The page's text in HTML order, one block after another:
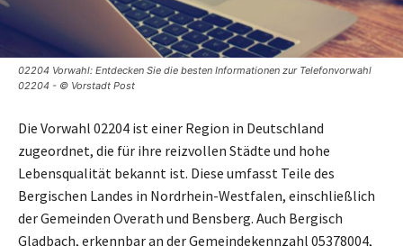
02204 Vorwahl: Entdecken Sie die besten Informationen zur Telefonvorwahl
02204 - © Vorstadt Post
Die Vorwahl 02204 ist einer Region in Deutschland
zugeordnet, die für ihre reizvollen Städte und hohe
Lebensqualität bekannt ist. Diese umfasst Teile des
Bergischen Landes in Nordrhein-Westfalen, einschließlich
der Gemeinden Overath und Bensberg. Auch Bergisch
Gladbach, erkennbar an der Gemeindekennzahl 05378004,